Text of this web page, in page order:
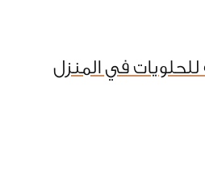
في المنزل